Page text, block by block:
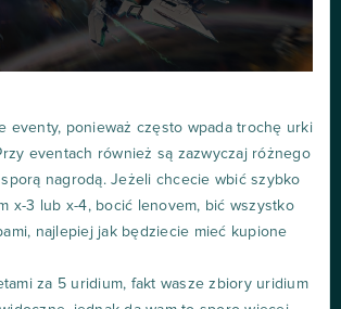
eventy, ponieważ często wpada trochę urki
eventach również są zazwyczaj różnego
nagrodą. Jeżeli chcecie wbić szybko
x-3 lub x-4, bocić lenovem, bić wszystko
najlepiej jak będziecie mieć kupione
za 5 uridium, fakt wasze zbiory uridium